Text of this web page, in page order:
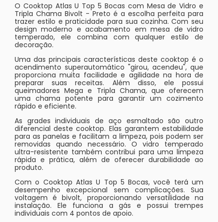
O Cooktop Atlas U Top 5 Bocas com Mesa de Vidro e
Tripla Chama Bivolt - Preto é a escolha perfeita para
trazer estilo e praticidade para sua cozinha. Com seu
design moderno e acabamento em mesa de vidro
temperado, ele combina com qualquer estilo de
decoração.
Uma das principais características deste cooktop é o
acendimento superautomático "girou, acendeu", que
proporciona muita facilidade e agilidade na hora de
preparar suas receitas. Além disso, ele possui
queimadores Mega e Tripla Chama, que oferecem
uma chama potente para garantir um cozimento
rápido e eficiente.
As grades individuais de aço esmaltado são outro
diferencial deste cooktop. Elas garantem estabilidade
para as panelas e facilitam a limpeza, pois podem ser
removidas quando necessário. O vidro temperado
ultra-resistente também contribui para uma limpeza
rápida e prática, além de oferecer durabilidade ao
produto.
Com o Cooktop Atlas U Top 5 Bocas, você terá um
desempenho excepcional sem complicações. Sua
voltagem é bivolt, proporcionando versatilidade na
instalação. Ele funciona a gás e possui trempes
individuais com 4 pontos de apoio.